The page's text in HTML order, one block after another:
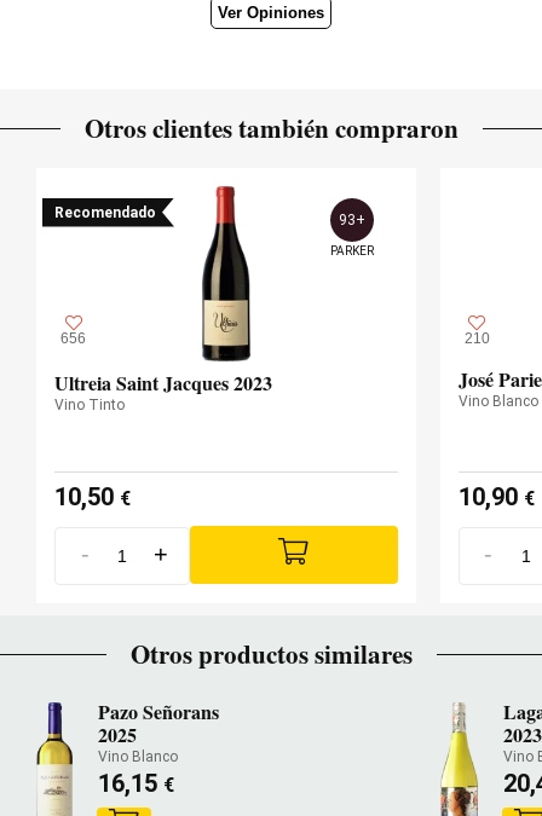
Ver Opiniones
Otros clientes también compraron
Recomendado
656
93+
PARKER
Ultreia Saint Jacques 2023
Vino Tinto
10,50 €
- +
210
José
Vino Blanco
10,90 €
-
Otros productos similares
Pazo Señorans
2025
Vino Blanco
16,15 €
2023
Vino